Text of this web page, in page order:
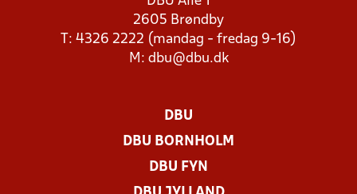
2605 Brøndby
T: 4326 2222 (mandag - fredag 9-16)
M: dbu@dbu.dk
DBU
DBU BORNHOLM
DBU FYN